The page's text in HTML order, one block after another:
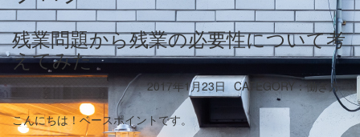
残業問題から残業の必要性について考
えてみた
2017年1月23日 CATEGORY：働き方
こんにちは！ベースポイントです。